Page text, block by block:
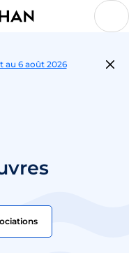
au 6 août 2026